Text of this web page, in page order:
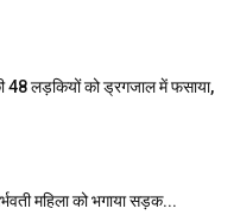
लड़कियों को ड्रगजाल में फसाया,
महिला को भगाया सड़क...